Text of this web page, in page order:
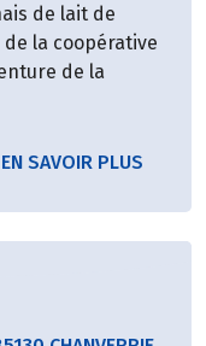
de lait de
la coopérative
de la
EN SAVOIR PLUS